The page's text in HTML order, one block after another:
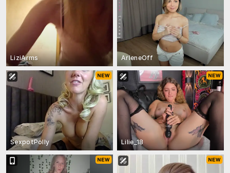
LiziArms ArleneOff
SexpotPolly Lilie_18